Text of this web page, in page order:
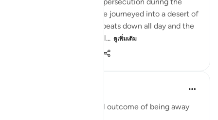
reign of Pharaoh and have journeyed into a desert of
sand and rocks. The sun beats down all day and the
sky will yield no rain. Whil... ดูเพิ่มเติม
Humiliation is the natural outcome of being away